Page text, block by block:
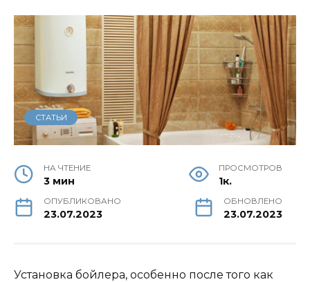
СТАТЬИ
НА ЧТЕНИЕ
3 мин
ПРОСМОТРОВ
1к.
ОПУБЛИКОВАНО
23.07.2023
ОБНОВЛЕНО
23.07.2023
Установка бойлера, особенно после того как